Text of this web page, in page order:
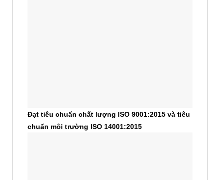
Đạt tiêu chuẩn chất lượng ISO 9001:2015 và tiêu
chuẩn môi trường ISO 14001:2015